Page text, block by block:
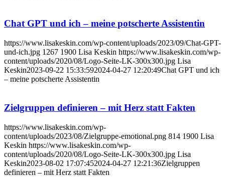
Chat GPT und ich – meine potscherte Assistentin
https://www.lisakeskin.com/wp-content/uploads/2023/09/Chat-GPT-
und-ich.jpg 1267 1900 Lisa Keskin https://www.lisakeskin.com/wp-
content/uploads/2020/08/Logo-Seite-LK-300x300.jpg Lisa
Keskin2023-09-22 15:33:592024-04-27 12:20:49Chat GPT und ich
– meine potscherte Assistentin
Zielgruppen definieren – mit Herz statt Fakten
https://www.lisakeskin.com/wp-
content/uploads/2023/08/Zielgruppe-emotional.png 814 1900 Lisa
Keskin https://www.lisakeskin.com/wp-
content/uploads/2020/08/Logo-Seite-LK-300x300.jpg Lisa
Keskin2023-08-02 17:07:452024-04-27 12:21:36Zielgruppen
definieren – mit Herz statt Fakten